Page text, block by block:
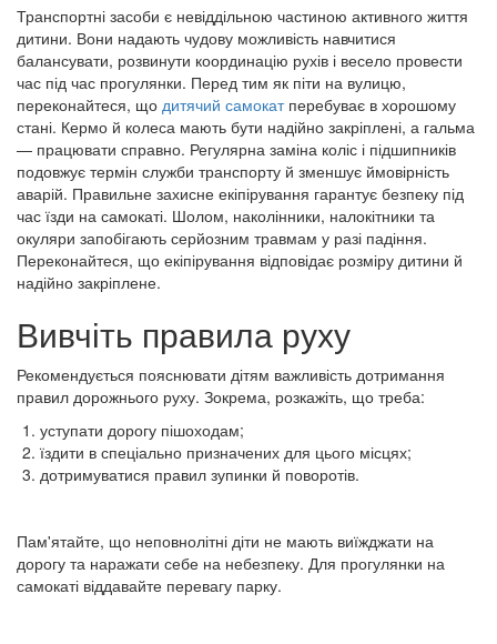
Транспортні засоби є невіддільною частиною активного життя
дитини. Вони надають чудову можливість навчитися
балансувати, розвинути координацію рухів і весело провести
час під час прогулянки. Перед тим як піти на вулицю,
переконайтеся, що дитячий самокатперебуває в хорошому
стані. Кермо й колеса мають бути надійно закріплені, а гальма
— працювати справно. Регулярна заміна коліс і підшипників
подовжує термін служби транспорту й зменшує ймовірність
аварій. Правильне захисне екіпірування гарантує безпеку під
час їзди на самокаті. Шолом, наколінники, налокітники та
окуляри запобігають серйозним травмам у разі падіння.
Переконайтеся, що екіпірування відповідає розміру дитини й
надійно закріплене.
Вивчіть правила руху
Рекомендується пояснювати дітям важливість дотримання
правил дорожнього руху. Зокрема, розкажіть, що треба:
уступати дорогу пішоходам;
їздити в спеціально призначених для цього місцях;
дотримуватися правил зупинки й поворотів.
Пам'ятайте, що неповнолітні діти не мають виїжджати на
дорогу та наражати себе на небезпеку. Для прогулянки на
самокаті віддавайте перевагу парку.